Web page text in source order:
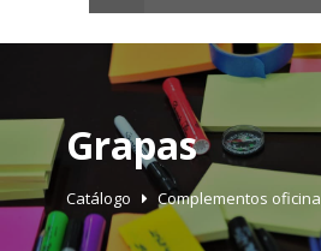
Grapas
Catálogo Complementos oficina